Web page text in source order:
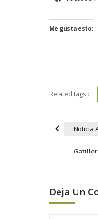
Me gusta esto:
Related tags :
N
g
a
Noticia
Deja Un